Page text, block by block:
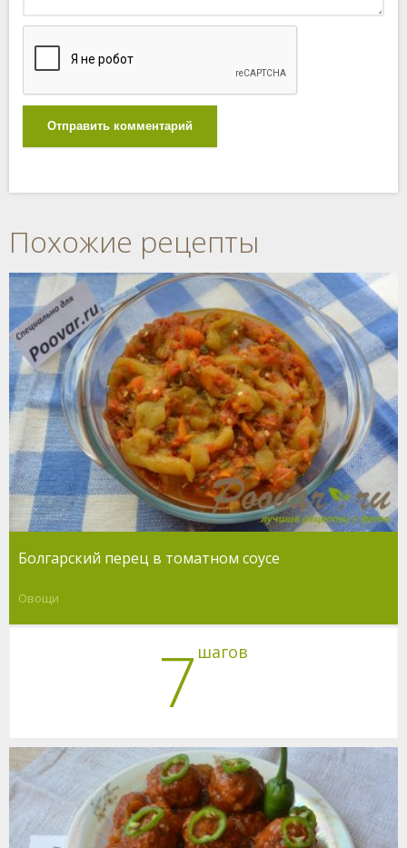
Отправить комментарий
Похожие рецепты
Болгарский перец в томатном соусе
Овощи
7 шагов